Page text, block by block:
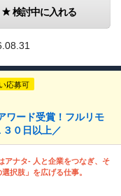
検討中に入れる
応募可
ワード受賞！フルリモ
０日以上／
アナタ- 人と企業をつなぎ、そ
択肢」を広げる仕事。